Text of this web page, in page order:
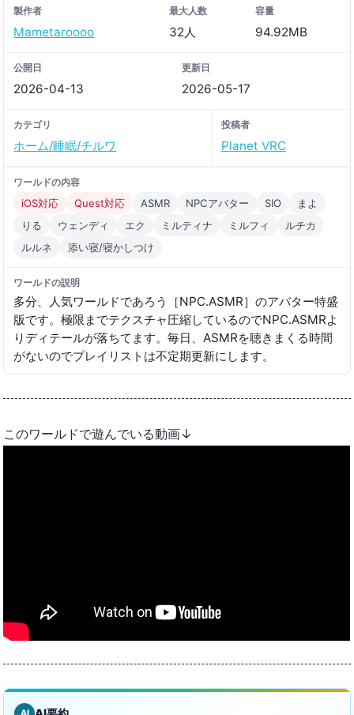
製作者
Mametaroooo
最大人数
32人
容量
94.92MB
公開日
2026-04-13
更新日
2026-05-17
カテゴリ
ホーム/睡眠/チルワ
投稿者
Planet VRC
ワールドの内容
iOS対応 Quest対応 ASMR NPCアバター SIO
まよ
りる
ウェンディ エク ミルティナ ミルフィ
ルチカ
ルルネ
添い寝/寝かしつけ
ワールドの説明
多分、人気ワールドであろう［NPC․ASMR］のアバター特盛
版です。極限までテクスチャ圧縮しているのでNPC․ASMRよ
りディテールが落ちてます。毎日、ASMRを聴きまくる時間
がないのでプレイリストは不定期更新にします。
このワールドで遊んでいる動画↓